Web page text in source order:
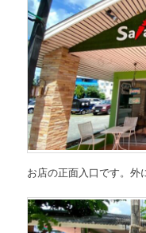
お店の正面入口です。外